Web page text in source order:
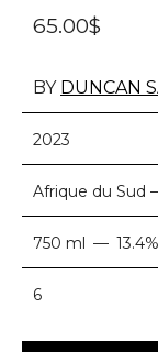
65.00$
BY DUNCAN
2023
Afrique du Sud
750 ml
6